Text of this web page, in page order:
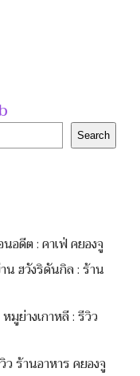
Search
อดีต : คาเฟ่ คยองจู
ฮวังริดันกิล : ร้าน
ย่างเกาหลี : รีวิว
ร้านอาหาร คยองจู